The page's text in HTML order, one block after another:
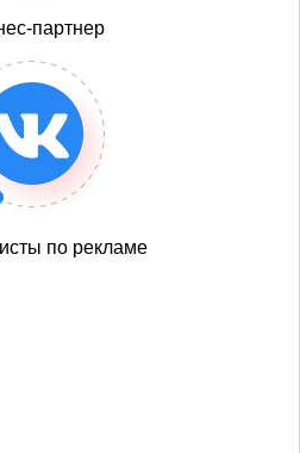
партнер
по рекламе